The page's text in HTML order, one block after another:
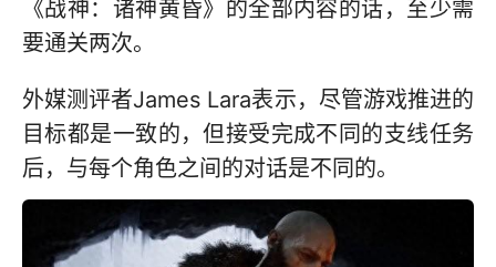
《战神：诸神黄昏》的全部内容的话，至少需
要通关两次。
外媒测评者James Lara表示，尽管游戏推进的
目标都是一致的，但接受完成不同的支线任务
后，与每个角色之间的对话是不同的。